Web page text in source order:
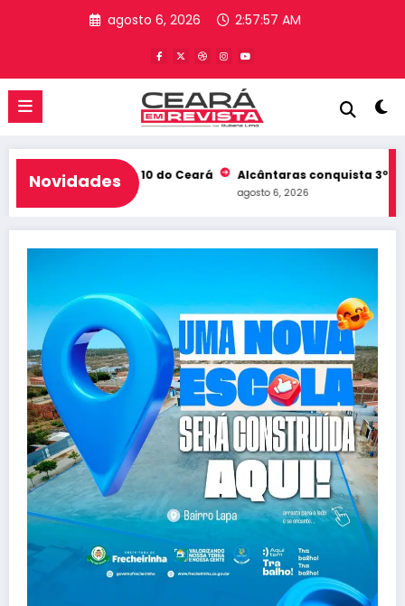
agosto 6, 2026 2:57:58 AM
Novidades
entra no Top 10 do Ceará Alcântaras conquista 3º lugar
agosto 6, 2026